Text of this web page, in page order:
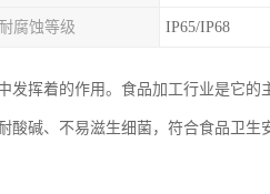
耐腐蚀等级 IP65/IP68
挥着的作用。食品加工行业是它的
碱、不易滋生细菌，符合食品卫生